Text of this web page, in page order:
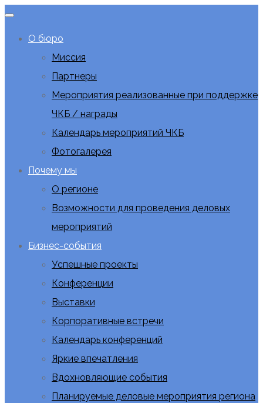
О бюро
Миссия
Партнеры
Мероприятия реализованные при поддержке
ЧКБ / награды
Календарь мероприятий ЧКБ
Фотогалерея
Почему мы
О регионе
Возможности для проведения деловых
мероприятий
Бизнес-события
Успешные проекты
Конференции
Выставки
Корпоративные встречи
Календарь конференций
Яркие впечатления
Вдохновляющие события
Планируемые деловые мероприятия региона